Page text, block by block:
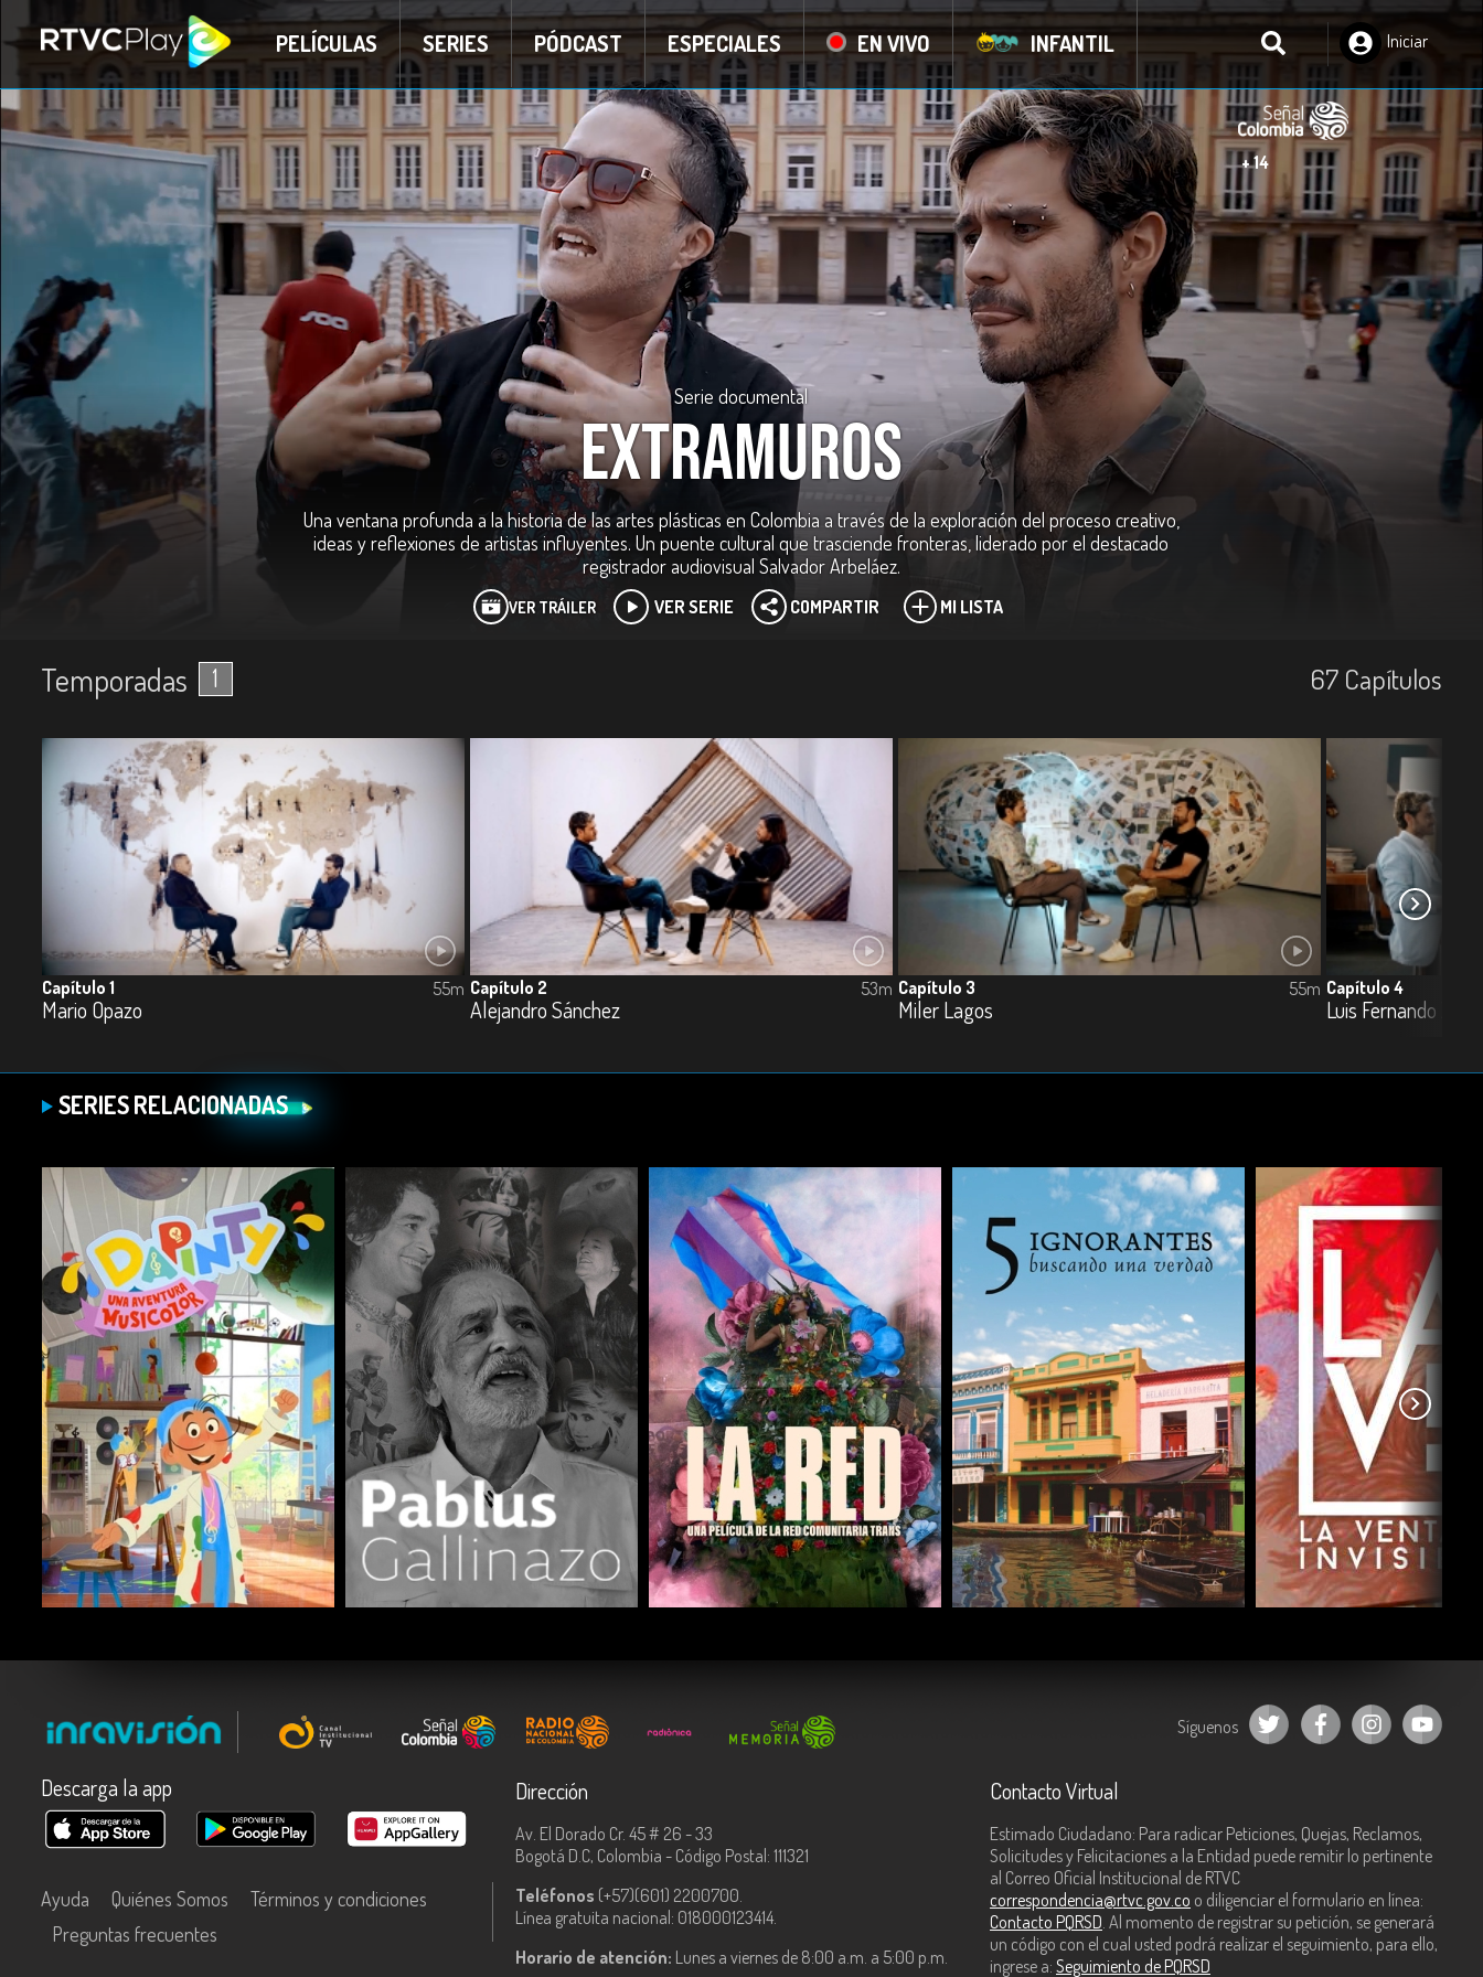
PELÍCULAS SERIES PÓDCAST ESPECIALES EN VIVO INFANTIL
Iniciar
Sesión
+ 14
Serie documental
Extramuros
Una ventana profunda a la historia de las artes plásticas en Colombia a través de la exploración del proceso creativo,
ideas y reflexiones de artistas influyentes. Un puente cultural que trasciende fronteras, liderado por el destacado
registrador audiovisual Salvador Arbeláez.
VER TRÁILER VER SERIE COMPARTIR MI LISTA
Temporadas 1 67 Capí­tulos
Capítulo 1
Mario Opazo
55m Capítulo 2
Alejandro Sánchez
53m Capítulo 3
Miler Lagos
55m Capítulo 4
Luis Fernando
SERIES RELACIONADAS
COMPARTIR COMPARTIR COMPARTIR COMPARTIR COMPARTIR
Síguenos
Descarga la app
Ayuda Quiénes Somos
Términos y condiciones
Preguntas frecuentes
Dirección
Av. El Dorado Cr. 45 # 26 - 33
Bogotá D.C, Colombia - Código Postal: 111321
Teléfonos (+57)(601) 2200700.
Línea gratuita nacional: 018000123414.
Horario de atención: Lunes a viernes de 8:00 a.m. a 5:00 p.m.
Contacto Virtual
Estimado Ciudadano: Para radicar Peticiones, Quejas, Reclamos,
Solicitudes y Felicitaciones a la Entidad puede remitir lo pertinente
al Correo Oficial Institucional de RTVC
correspondencia@rtvc.gov.co o diligenciar el formulario en línea:
Contacto PQRSD. Al momento de registrar su petición, se generará
un código con el cual usted podrá realizar el seguimiento, para ello,
ingrese a: Seguimiento de PQRSD